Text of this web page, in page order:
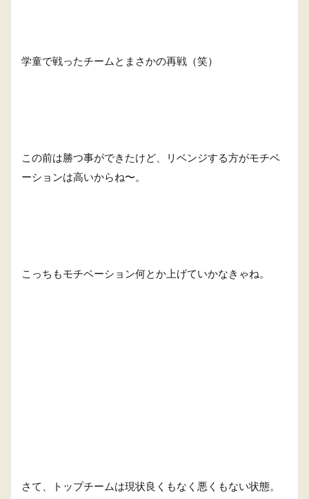
学童で戦ったチームとまさかの再戦（笑）
この前は勝つ事ができたけど、リベンジする方がモチベ
ーションは高いからね〜。
こっちもモチベーション何とか上げていかなきゃね。
さて、トップチームは現状良くもなく悪くもない状態。